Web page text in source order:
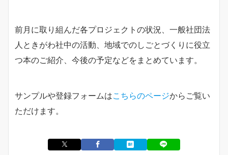
前月に取り組んだ各プロジェクトの状況、一般社団法
人ときがわ社中の活動、地域でのしごとづくりに役立
つ本のご紹介、今後の予定などをまとめています。
サンプルや登録フォームはこちらのページからご覧い
ただけます。